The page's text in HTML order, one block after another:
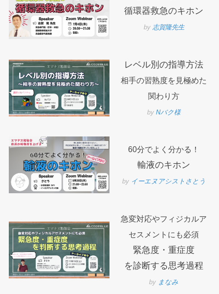
循環器救急のキホン
by 志賀隆先生
レベル別の指導方法
相手の習熟度を見極めた
関わり方
byNバク様
60分でよく分かる！
輸液のキホン
by イーエヌアシストさとう
急変対応やフィジカルア
セスメントにも必須
緊急度・重症度
を診断する思考過程
by まなみ